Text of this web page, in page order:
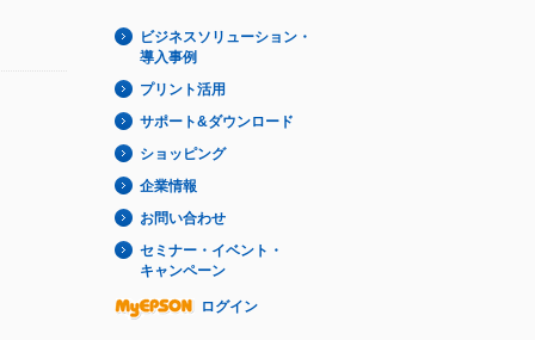
ビジネスソリューション・
導入事例
プリント活用
サポート&ダウンロード
ショッピング
企業情報
お問い合わせ
セミナー・イベント・
キャンペーン
ログイン